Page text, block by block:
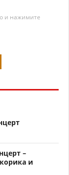
и нажимите
–
и